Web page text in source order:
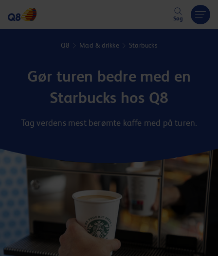
Søg
Q8 Mad & drikke Starbucks
Gør turen bedre med en
Starbucks hos Q8
Tag verdens mest berømte kaffe med på turen.